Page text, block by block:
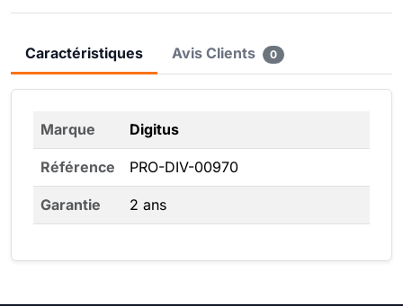
Caractéristiques Avis Clients 0
Marque Digitus
Référence PRO-DIV-00970
Garantie 2 ans